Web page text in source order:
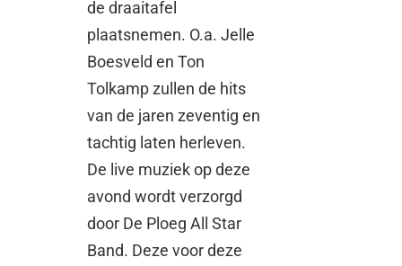
de draaitafel
plaatsnemen. O.a. Jelle
Boesveld en Ton
Tolkamp zullen de hits
van de jaren zeventig en
tachtig laten herleven.
De live muziek op deze
avond wordt verzorgd
door De Ploeg All Star
Band. Deze voor deze